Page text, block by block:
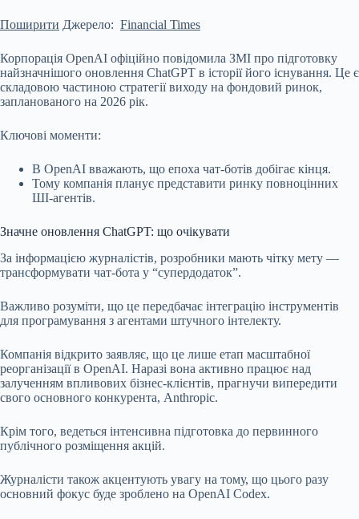
Поширити Джерело: Financial Times
Корпорація OpenAI офіційно повідомила ЗМІ про підготовку
найзначнішого оновлення ChatGPT в історії його існування. Це є
складовою частиною стратегії виходу на фондовий ринок,
запланованого на 2026 рік.
Ключові моменти:
В OpenAI вважають, що епоха чат-ботів добігає кінця.
Тому компанія планує представити ринку повноцінних
ШІ-агентів.
Значне оновлення ChatGPT: що очікувати
За інформацією журналістів, розробники мають чітку мету —
трансформувати чат-бота у “супердодаток”.
Важливо розуміти, що це передбачає інтеграцію інструментів
для програмування з агентами штучного інтелекту.
Компанія відкрито заявляє, що це лише етап масштабної
реорганізації в OpenAI. Наразі вона активно працює над
залученням впливових бізнес-клієнтів, прагнучи випередити
свого основного конкурента, Anthropic.
Крім того, ведеться інтенсивна підготовка до первинного
публічного розміщення акцій.
Журналісти також акцентують увагу на тому, що цього разу
основний фокус буде зроблено на OpenAI Codex.